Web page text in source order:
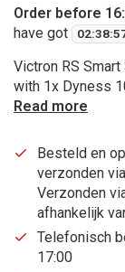
Order before
have got
02:38:
Victron RS
with 1x Dyness
Read more
Besteld en
verzonden
Verzonden
afhankelijk
Telefonisch
17:00